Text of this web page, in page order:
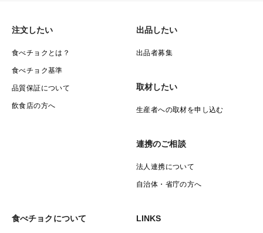
注文したい
食べチョクとは？
食べチョク基準
品質保証について
飲食店の方へ
出品したい
出品者募集
取材したい
生産者への取材を申し込む
連携のご相談
法人連携について
自治体・省庁の方へ
食べチョクについて LINKS